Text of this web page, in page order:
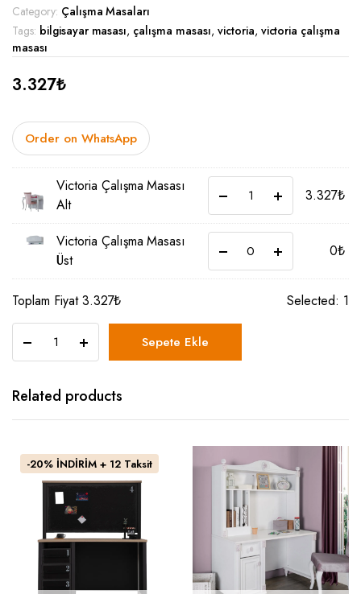
Category: Çalışma Masaları
Tags: bilgisayar masası, çalışma masası, victoria, victoria çalışma
masası
3.327₺
Order on WhatsApp
Victoria Çalışma Masası
Alt
3.327₺
Victoria Çalışma Masası
Üst
0₺
Toplam Fiyat 3.327₺ Selected: 1
Çalışma
Masası
Sepete Ekle
Related products
-20% İNDİRİM + 12 Taksit